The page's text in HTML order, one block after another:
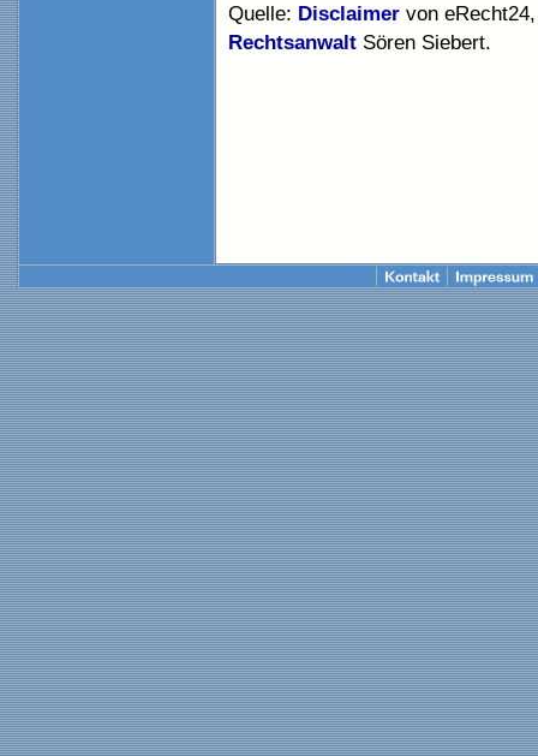
Quelle: Disclaimer von
Rechtsanwalt Sören Siebert.